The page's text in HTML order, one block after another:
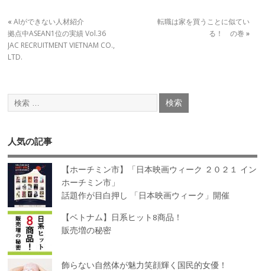
«AIができない人材紹介
拠点中ASEAN1位の実績 Vol.36
JAC RECRUITMENT VIETNAM CO.,
LTD.
転職は家を買うことに似てい
る！ の巻 »
人気の記事
【ホーチミン市】「日本映画ウィーク ２０２１ イン
ホーチミン市」
話題作が目白押し 「日本映画ウィーク」開催
【ベトナム】日系ヒット8商品！
販売増の秘密
飾らない自然体が魅力笑顔輝く国民的女優！